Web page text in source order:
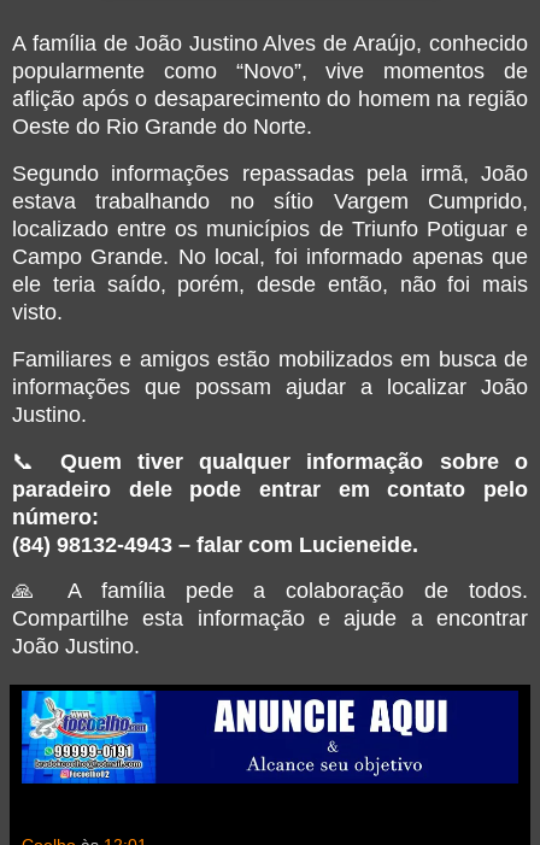
A família de João Justino Alves de Araújo, conhecido
popularmente como “Novo”, vive momentos de
aflição após o desaparecimento do homem na região
Oeste do Rio Grande do Norte.
Segundo informações repassadas pela irmã, João
estava trabalhando no sítio Vargem Cumprido,
localizado entre os municípios de Triunfo Potiguare
Campo Grande. No local, foi informado apenas que
ele teria saído, porém, desde então, não foi mais
visto.
Familiares e amigos estão mobilizados em busca de
informações que possam ajudar a localizar João
Justino.
📞 Quem tiver qualquer informação sobre o
paradeiro dele pode entrar em contato pelo
número:
(84) 98132-4943 – falar com Lucieneide.
🙏 A família pede a colaboração de todos.
Compartilhe esta informação e ajude a encontrar
João Justino.